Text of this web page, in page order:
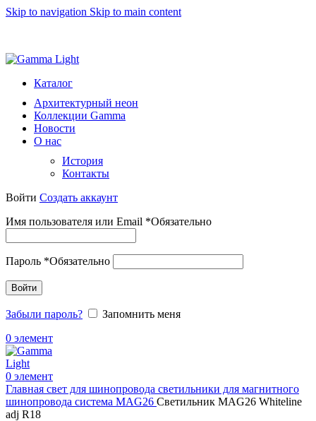
Skip to navigation Skip to main content
Каталог
Архитектурный неон
Коллекции Gamma
Новости
О нас
История
Контакты
Войти Создать аккаунт
Имя пользователя или Email *Обязательно
Пароль *Обязательно
Войти
Забыли пароль?
Запомнить меня
0 элемент
0 элемент
Главная свет для шинопровода светильники для магнитного
шинопровода система MAG26 Светильник MAG26 Whiteline
adj R18